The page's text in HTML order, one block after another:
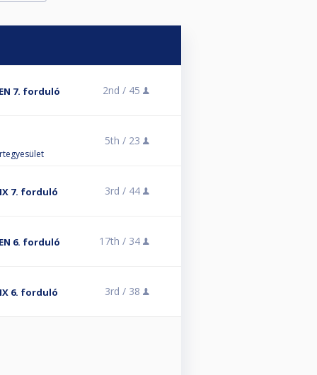
7. forduló 2nd / 45
5th / 23
7. forduló 3rd / 44
6. forduló 17th / 34
6. forduló 3rd / 38